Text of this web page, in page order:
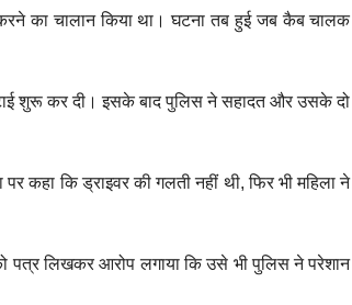
का चालान किया था। घटना तब हुई जब कैब चालक
शुरू कर दी। इसके बाद पुलिस ने सहादत और उसके दो
कहा कि ड्राइवर की गलती नहीं थी, फिर भी महिला ने
लिखकर आरोप लगाया कि उसे भी पुलिस ने परेशान